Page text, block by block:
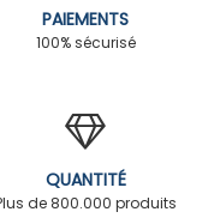
PAIEMENTS
100% sécurisé
QUANTITÉ
de 800.000 produits